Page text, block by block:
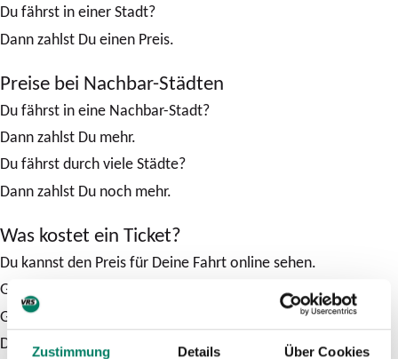
Zustimmung Details Über Cookies
Du fährst in einer Stadt?
Dann zahlst Du einen Preis.
Preise bei Nachbar-Städten
Du fährst in eine Nachbar-Stadt?
Dann zahlst Du mehr.
Du fährst durch viele Städte?
Dann zahlst Du noch mehr.
Was kostet ein Ticket?
Du kannst den Preis für Deine Fahrt online sehen.
Gehe auf die VRS-Website.
Gib Deinen Start und Ziel ein.
Dann siehst Du die Verbindungen.